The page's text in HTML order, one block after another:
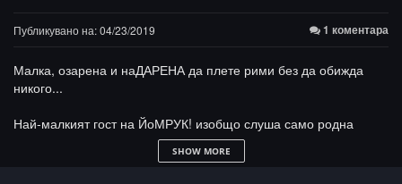
Публикувано на: 04/23/2019 1 коментара
Малка, озарена и наДАРЕНА да плете рими без да обижда
никого...
Най-малкият гост на ЙоМРУК! изобщо слуша само родна
продукция, говори за това как се отнасят с рапиращо момиче
в малкия град, как се справя с това, как се озовава на
SHOW MORE